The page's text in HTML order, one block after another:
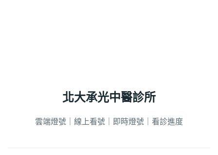
北大承光中醫診所
雲端燈號｜線上看號｜即時燈號｜看診進度